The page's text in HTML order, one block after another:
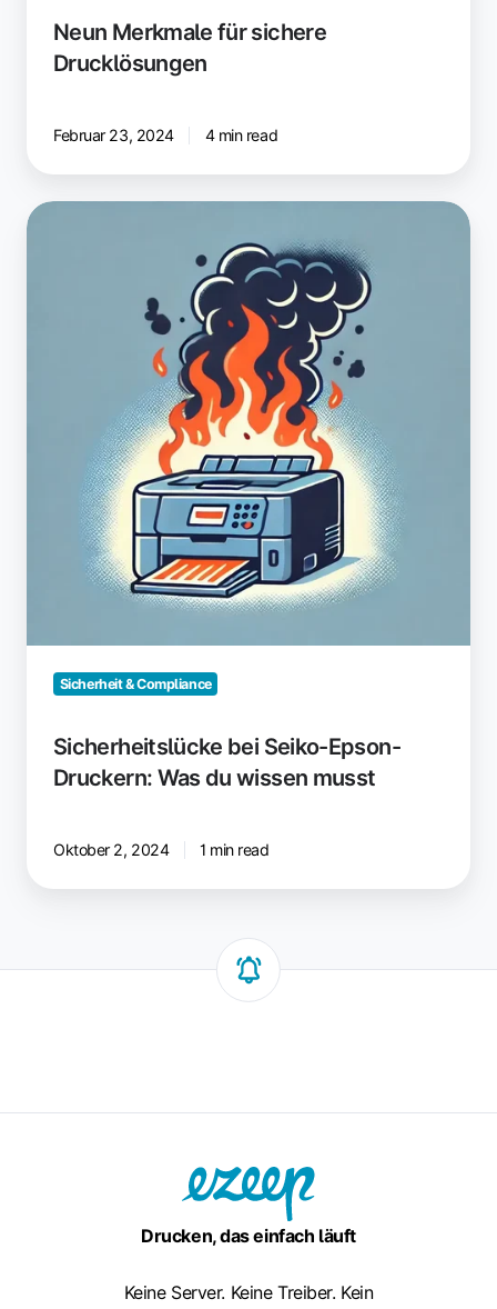
Neun Merkmale für sichere
Drucklösungen
Februar 23, 2024 4 min read
Sicherheitslücke
Sicherheit & Compliance
Sicherheitslücke bei Seiko-Epson-
Druckern: Was du wissen musst
Oktober 2, 2024 1 min read
Drucken, das einfach läuft
Keine Server. Keine Treiber. Kein